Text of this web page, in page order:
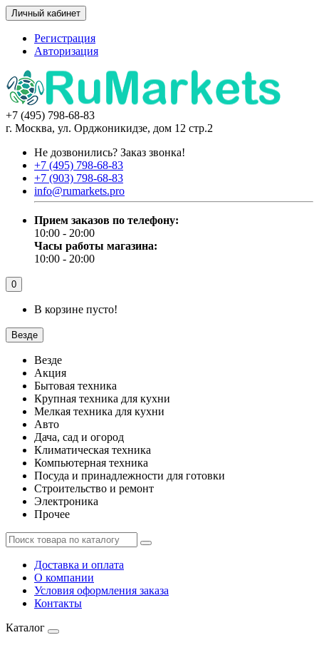
Личный кабинет
Регистрация
Авторизация
+7 (495) 798-68-83
г. Москва, ул. Орджоникидзе, дом 12 стр.2
Не дозвонились? Заказ звонка!
+7 (495) 798-68-83
+7 (903) 798-68-83
info@rumarkets.pro
Прием заказов по телефону:
10:00 - 20:00
Часы работы магазина:
10:00 - 20:00
0
В корзине пусто!
Везде
Везде
Акция
Бытовая техника
Крупная техника для кухни
Мелкая техника для кухни
Авто
Дача, сад и огород
Климатическая техника
Компьютерная техника
Посуда и принадлежности для готовки
Строительство и ремонт
Электроника
Прочее
Доставка и оплата
О компании
Условия оформления заказа
Контакты
Каталог